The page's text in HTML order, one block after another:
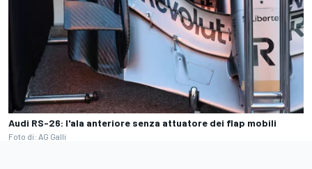
Audi RS-26: l'ala anteriore senza attuatore dei flap mobili
Foto di: AG Galli